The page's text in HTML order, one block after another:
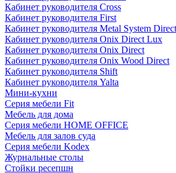
Кабинет руководителя Cross
Кабинет руководителя First
Кабинет руководителя Metal System Direct
Кабинет руководителя Onix Direct Lux
Кабинет руководителя Onix Direct
Кабинет руководителя Onix Wood Direct
Кабинет руководителя Shift
Кабинет руководителя Yalta
Мини-кухни
Серия мебели Fit
Мебель для дома
Серия мебели HOME OFFICE
Мебель для залов суда
Серия мебели Kodex
Журнальные столы
Стойки ресепшн